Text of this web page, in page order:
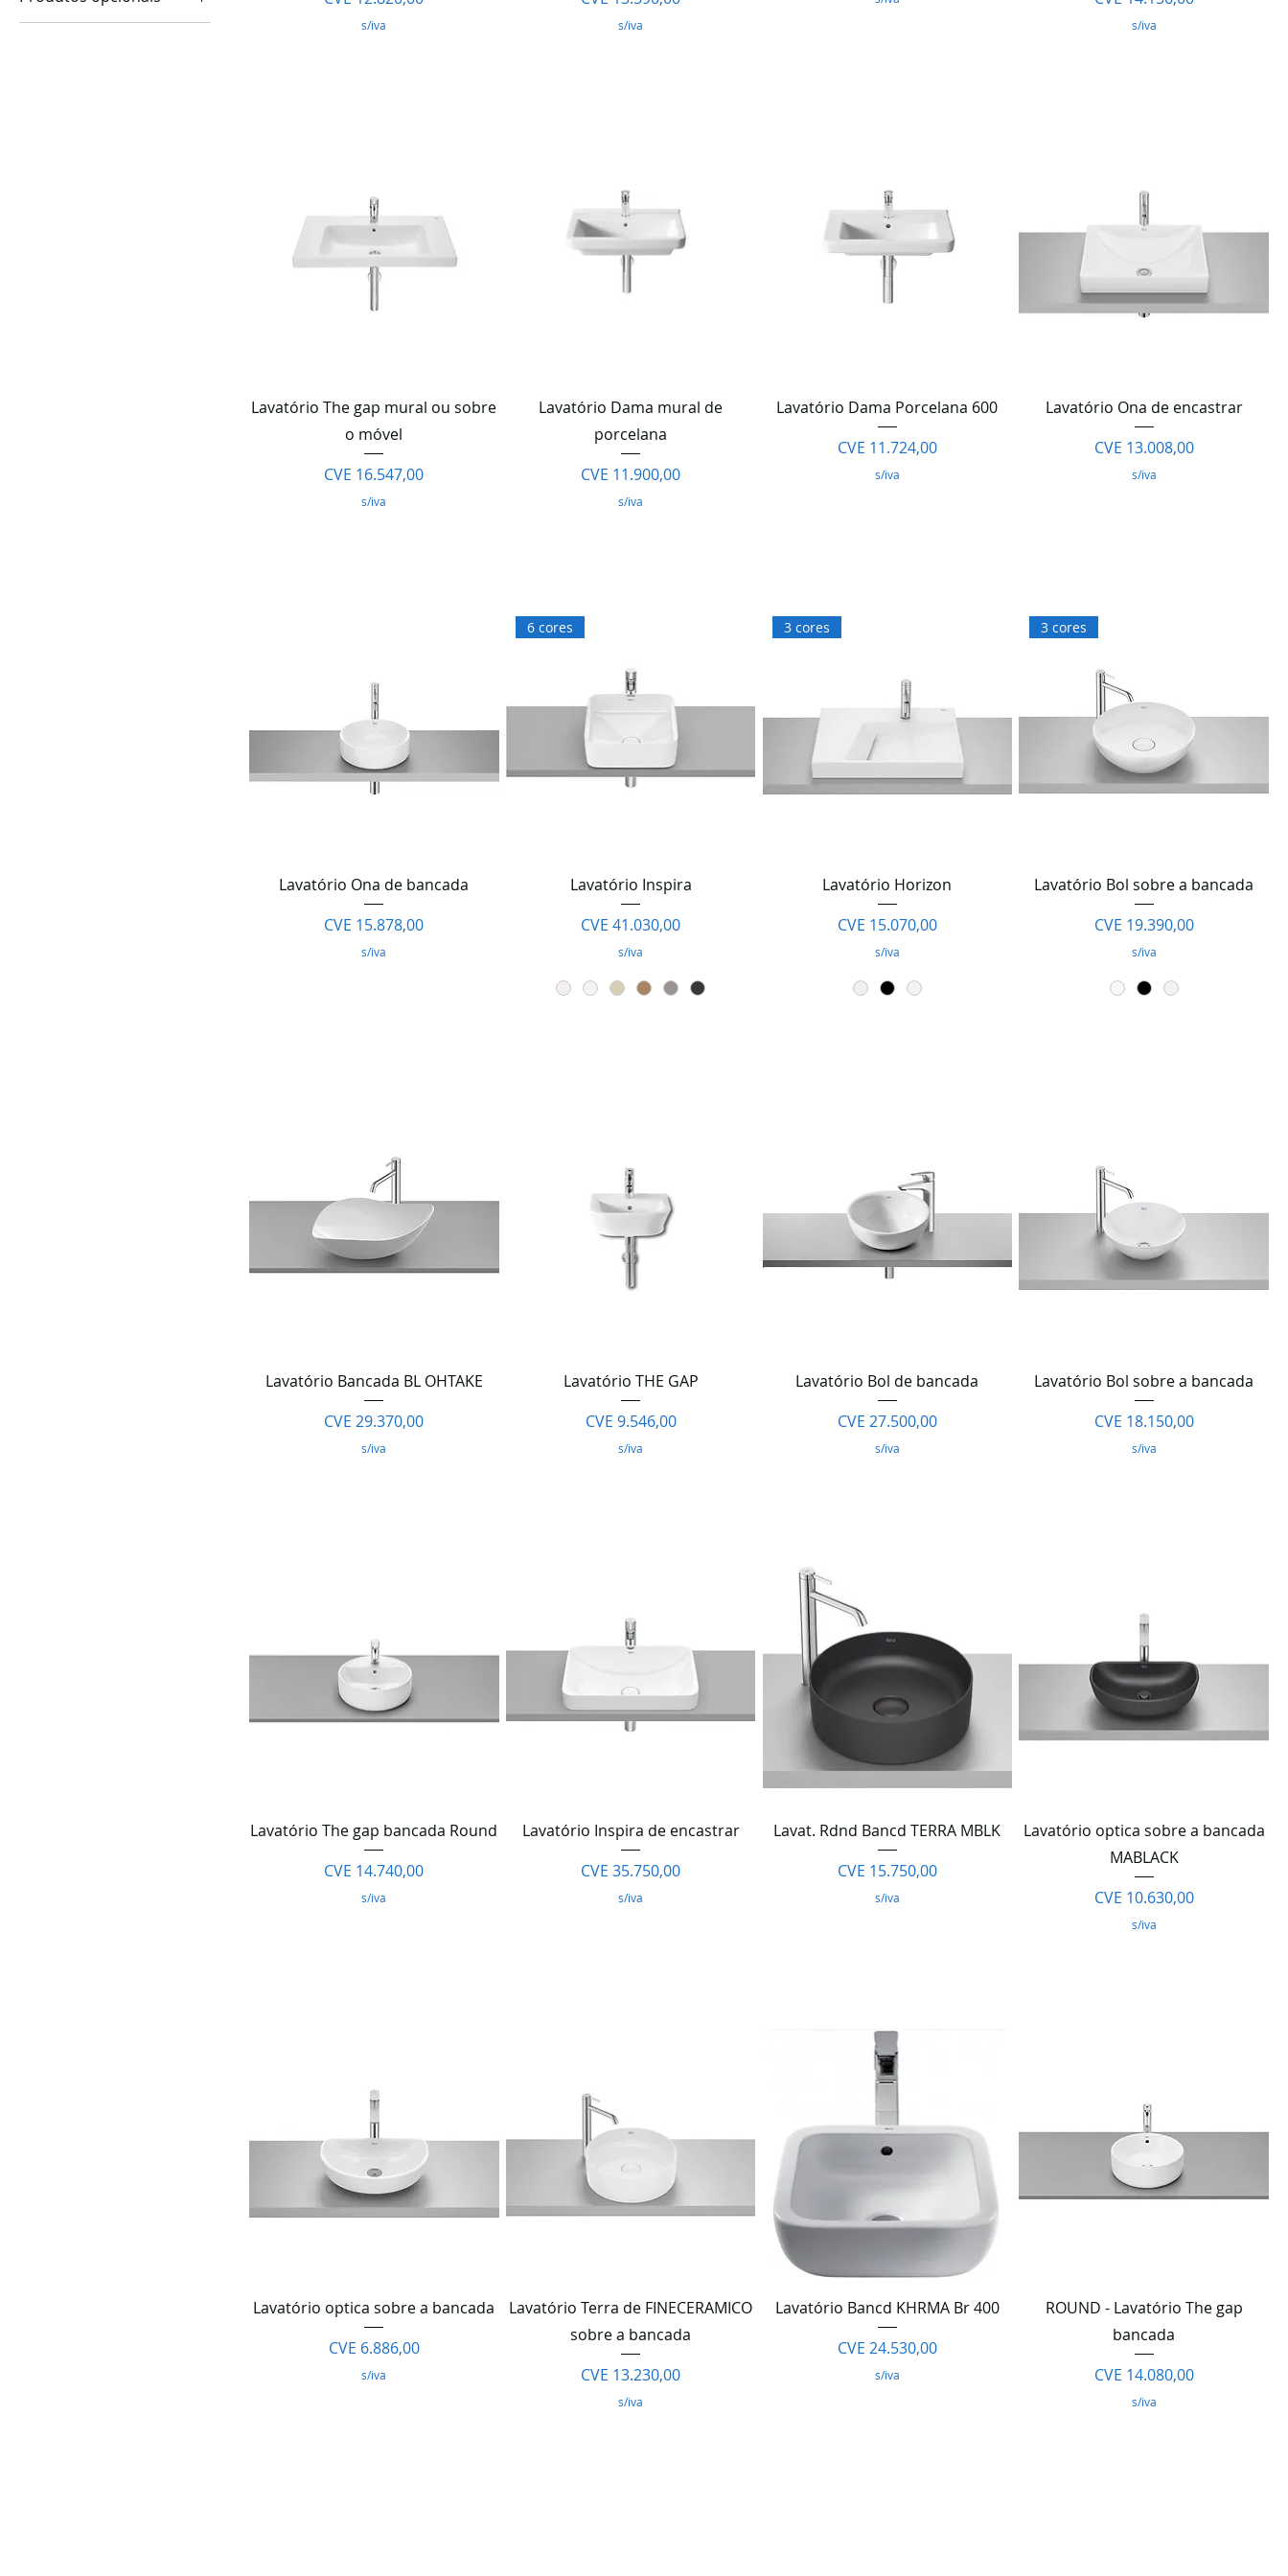
lavatório com semi
s/iva s/iva s/iva
Visualização rápida
Lavatório The gap mural ou sobre
o móvel
Preço
CVE 16.547,00
s/iva
Visualização rápida
Lavatório Dama mural de
porcelana
Preço
CVE 11.900,00
s/iva
Visualização rápida
Lavatório Dama Porcelana 600
Preço
CVE 11.724,00
s/iva
Visualização rápida
Lavatório Ona de encastrar
Preço
CVE 13.008,00
s/iva
Visualização rápida
Lavatório Ona de bancada
Preço
CVE 15.878,00
s/iva
Visualização rápida
6 cores
Lavatório Inspira
Preço
CVE 41.030,00
s/iva
Visualização rápida
3 cores
Lavatório Horizon
Preço
CVE 15.070,00
s/iva
Visualização rápida
3 cores
Lavatório Bol sobre a bancada
Preço
CVE 19.390,00
s/iva
Visualização rápida
Lavatório Bancada BL OHTAKE
Preço
CVE 29.370,00
s/iva
Visualização rápida
Lavatório THE GAP
Preço
CVE 9.546,00
s/iva
Visualização rápida
Lavatório Bol de bancada
Preço
CVE 27.500,00
s/iva
Visualização rápida
Lavatório Bol sobre a bancada
Preço
CVE 18.150,00
s/iva
Visualização rápida
Lavatório The gap bancada Round
Preço
CVE 14.740,00
s/iva
Visualização rápida
Lavatório Inspira de encastrar
Preço
CVE 35.750,00
s/iva
Visualização rápida
Lavat. Rdnd Bancd TERRA MBLK
Preço
CVE 15.750,00
s/iva
Visualização rápida
Lavatório optica sobre a bancada
MABLACK
Preço
CVE 10.630,00
s/iva
Visualização rápida
Lavatório optica sobre a bancada
Preço
CVE 6.886,00
s/iva
Visualização rápida
Lavatório Terra de FINECERAMICO
sobre a bancada
Preço
CVE 13.230,00
s/iva
Visualização rápida
Lavatório Bancd KHRMA Br 400
Preço
CVE 24.530,00
s/iva
Visualização rápida
ROUND - Lavatório The gap
bancada
Preço
CVE 14.080,00
s/iva